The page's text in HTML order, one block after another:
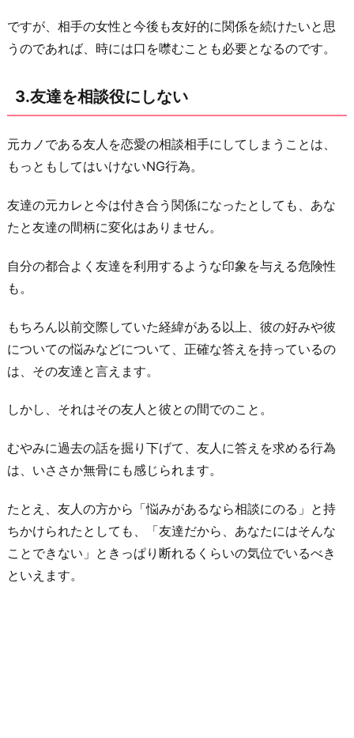
お
わ
に
ですが、相手の女性と今後も友好的に関係を続けたいと思
うのであれば、時には口を噤むことも必要となるのです。
3.友達を相談役にしない
元カノである友人を恋愛の相談相手にしてしまうことは、
もっともしてはいけないNG行為。
友達の元カレと今は付き合う関係になったとしても、あな
たと友達の間柄に変化はありません。
自分の都合よく友達を利用するような印象を与える危険性
も。
もちろん以前交際していた経緯がある以上、彼の好みや彼
についての悩みなどについて、正確な答えを持っているの
は、その友達と言えます。
しかし、それはその友人と彼との間でのこと。
むやみに過去の話を掘り下げて、友人に答えを求める行為
は、いささか無骨にも感じられます。
たとえ、友人の方から「悩みがあるなら相談にのる」と持
ちかけられたとしても、「友達だから、あなたにはそんな
ことできない」ときっぱり断れるくらいの気位でいるべき
といえます。